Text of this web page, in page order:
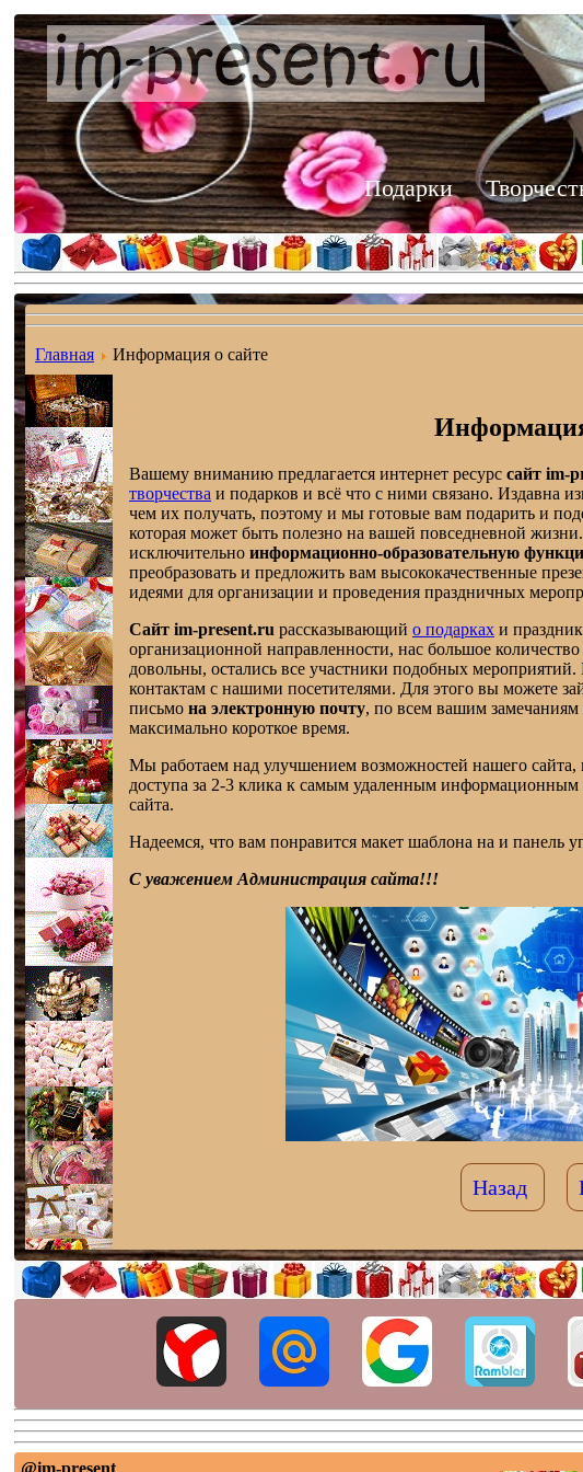
Подарки
Главная Информация о сайте
Вашему вниманию предлагается интернет ресурс сайт im-
творчества и подарков и всё что с ними связано. Издавна
чем их получать, поэтому и мы готовые вам подарить и
которая может быть полезно на вашей повседневной
исключительно информационно-образовательную
преобразовать и предложить вам высококачественные
идеями для организации и проведения праздничных
Сайт im-present.ru рассказывающий о подарках и
организационной направленности, нас большое
довольны, остались все участники подобных
контактам с нашими посетителями. Для этого вы можете
письмо на электронную почту, по всем вашим
максимально короткое время.
Мы работаем над улучшением возможностей нашего сайта,
доступа за 2-3 клика к самым удаленным
сайта.
Надеемся, что вам понравится макет шаблона на и панель
С уважением Администрация сайта!!!
Назад
@im-present